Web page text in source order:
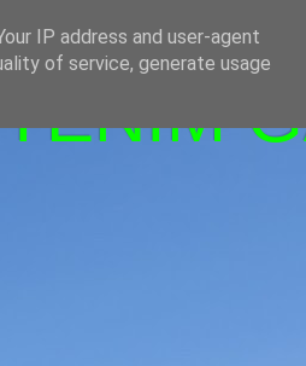
IP address and user-agent
of service, generate usage